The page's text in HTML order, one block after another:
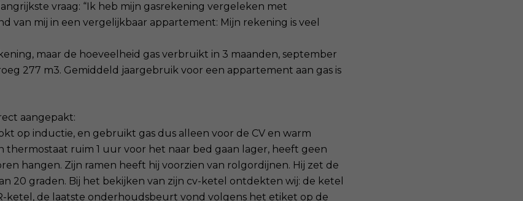
vraag: “Ik heb mijn gasrekening vergeleken met
van mij in een vergelijkbaar appartement: Mijn rekening is veel
maar de hoeveelheid gas verbruikt in 3 maanden, september
277 m3. Gemiddeld jaargebruik voor een appartement aan gas is
aangepakt:
op inductie, en gebruikt gas dus alleen voor de CV en warm
thermostaat ruim 1 uur voor het naar bed gaan lager, heeft geen
hangen. Zijn ramen heeft hij voorzien van rolgordijnen. Hij zet de
20 graden. Bij het bekijken van zijn cv-ketel ontdekten wij: de ketel
ketel, de laatste onderhoudsbeurt vond volgens het etiket op de